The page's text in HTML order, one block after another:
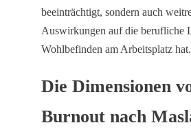
beeinträchtigt, sondern auch
Auswirkungen auf die berufliche
Wohlbefinden am Arbeitsplatz hat.
Die Dimensionen
Burnout nach